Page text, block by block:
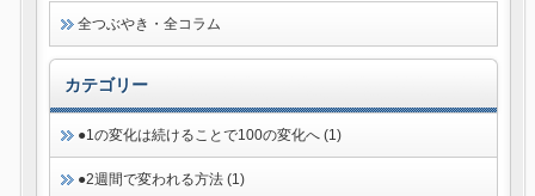
全つぶやき・全コラム
カテゴリー
●1の変化は続けることで100の変化へ (1)
●2週間で変われる方法 (1)